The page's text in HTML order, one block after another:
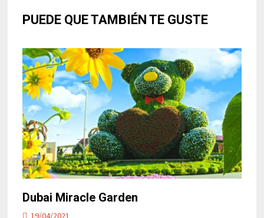
PUEDE QUE TAMBIÉN TE GUSTE
Dubai Miracle Garden
19/04/2021